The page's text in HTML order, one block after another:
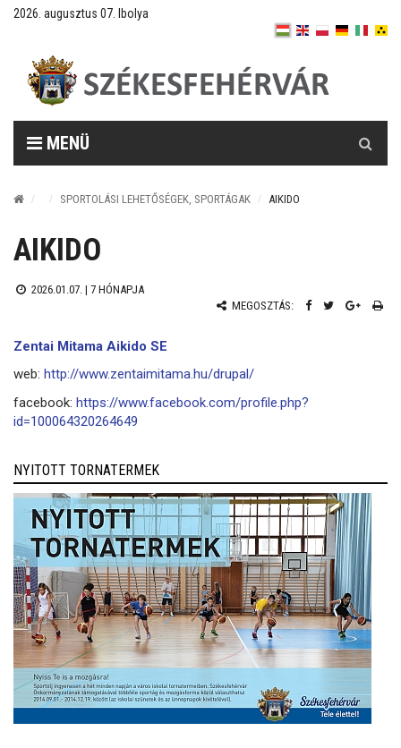
2026. augusztus 07. Ibolya
MENÜ
SPORTOLÁSI LEHETŐSÉGEK, SPORTÁGAK AIKIDO
AIKIDO
2026.01.07. | 7 HÓNAPJA
MEGOSZTÁS:
Zentai Mitama Aikido SE
web: http://www.zentaimitama.hu/drupal/
facebook: https://www.facebook.com/profile.php?
id=100064320264649
NYITOTT TORNATERMEK